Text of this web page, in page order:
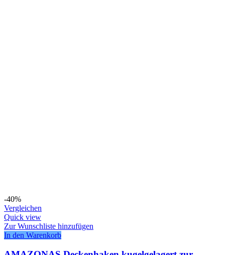
-40%
Vergleichen
Quick view
Zur Wunschliste hinzufügen
In den Warenkorb